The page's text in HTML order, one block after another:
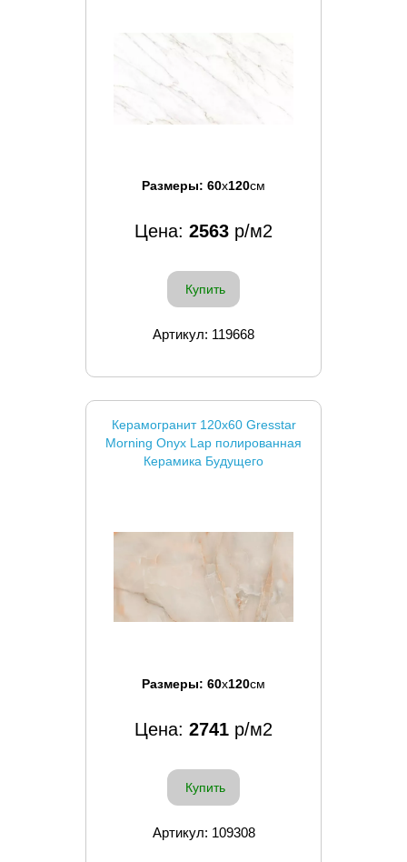
Размеры: 60x120см
Цена: 2563 р/м2
Купить
Артикул: 119668
Керамогранит 120x60 Gresstar
Morning Onyx Lap полированная
Керамика Будущего
Размеры: 60x120см
Цена: 2741 р/м2
Купить
Артикул: 109308